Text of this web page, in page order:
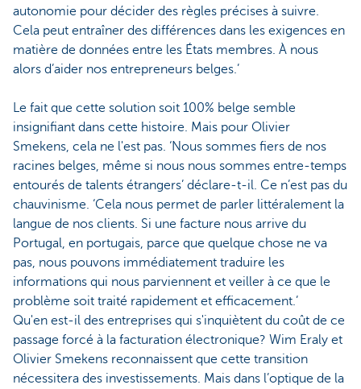
autonomie pour décider des règles précises à suivre.
Cela peut entraîner des différences dans les exigences en
matière de données entre les États membres. À nous
alors d’aider nos entrepreneurs belges.’
Le fait que cette solution soit 100% belge semble
insignifiant dans cette histoire. Mais pour Olivier
Smekens, cela ne l'est pas. ‘Nous sommes fiers de nos
racines belges, même si nous nous sommes entre-temps
entourés de talents étrangers’ déclare-t-il. Ce n’est pas du
chauvinisme. ‘Cela nous permet de parler littéralement la
langue de nos clients. Si une facture nous arrive du
Portugal, en portugais, parce que quelque chose ne va
pas, nous pouvons immédiatement traduire les
informations qui nous parviennent et veiller à ce que le
problème soit traité rapidement et efficacement.’
Qu'en est-il des entreprises qui s'inquiètent du coût de ce
passage forcé à la facturation électronique? Wim Eraly et
Olivier Smekens reconnaissent que cette transition
nécessitera des investissements. Mais dans l’optique de la